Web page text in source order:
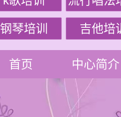
钢琴培训 吉他培
首页 中心简介